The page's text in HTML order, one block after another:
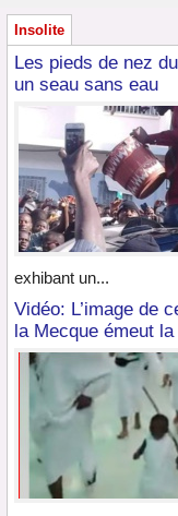
Insolite
Les pieds de nez
un seau sans eau
exhibant un...
Vidéo: L’image de
la Mecque émeut